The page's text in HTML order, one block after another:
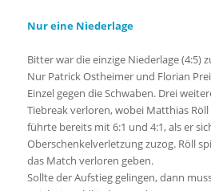
Nur eine Niederlage
Bitter war die einzige Niederlage (4:5)
Nur Patrick Ostheimer und Florian
Einzel gegen die Schwaben. Drei
Tiebreak verloren, wobei Matthias
führte bereits mit 6:1 und 4:1, als er
Oberschenkelverletzung zuzog. Röll
das Match verloren geben.
Sollte der Aufstieg gelingen, dann